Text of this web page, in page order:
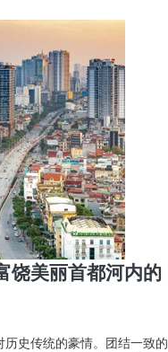
饶美丽首都河内的
史传统的豪情。团结一致的